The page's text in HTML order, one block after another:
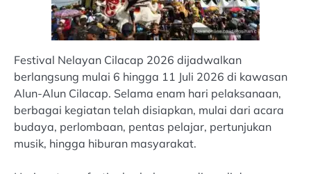
Festival Nelayan Cilacap 2026 dijadwalkan
berlangsung mulai 6 hingga 11 Juli 2026 di kawasan
Alun-Alun Cilacap. Selama enam hari pelaksanaan,
berbagai kegiatan telah disiapkan, mulai dari acara
budaya, perlombaan, pentas pelajar, pertunjukan
musik, hingga hiburan masyarakat.